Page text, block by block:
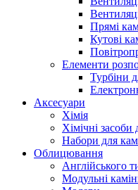
Прямі
Кутові
Елементи
Турбіни
Аксесуари
Хімія
Хімічні
Набори для
Облицювання
Англійського
Модульні